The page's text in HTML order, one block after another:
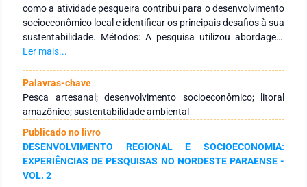
como a atividade pesqueira contribui para o desenvolvimento
socioeconômico local e identificar os principais desafios à sua
sustentabilidade. Métodos: A pesquisa utilizou abordagem
metodológica mista, integrando métodos qualitativos e
Fontgalland (2022), Marconi e Lakatos (2017) e Gaskell
(2015). Os dados foram coletados por meio de observação de
campo, entrevistas semiestruturadas com 16 pescadores
selecionados por amostragem “bola de neve” e análise de
registros documentais. As entrevistas ocorreram entre
outubro e novembro de 2024 em portos e vilas pesqueiras
dos municípios estudados. Resultados: A pesca artesanal é a
principal atividade econômica das comunidades analisadas,
Ler mais...
Palavras-chave
Pesca artesanal; desenvolvimento socioeconômico; litoral
amazônico; sustentabilidade ambiental
Publicado no livro
DESENVOLVIMENTO REGIONAL E SOCIOECONOMIA:
EXPERIÊNCIAS DE PESQUISAS NO NORDESTE PARAENSE -
VOL. 2